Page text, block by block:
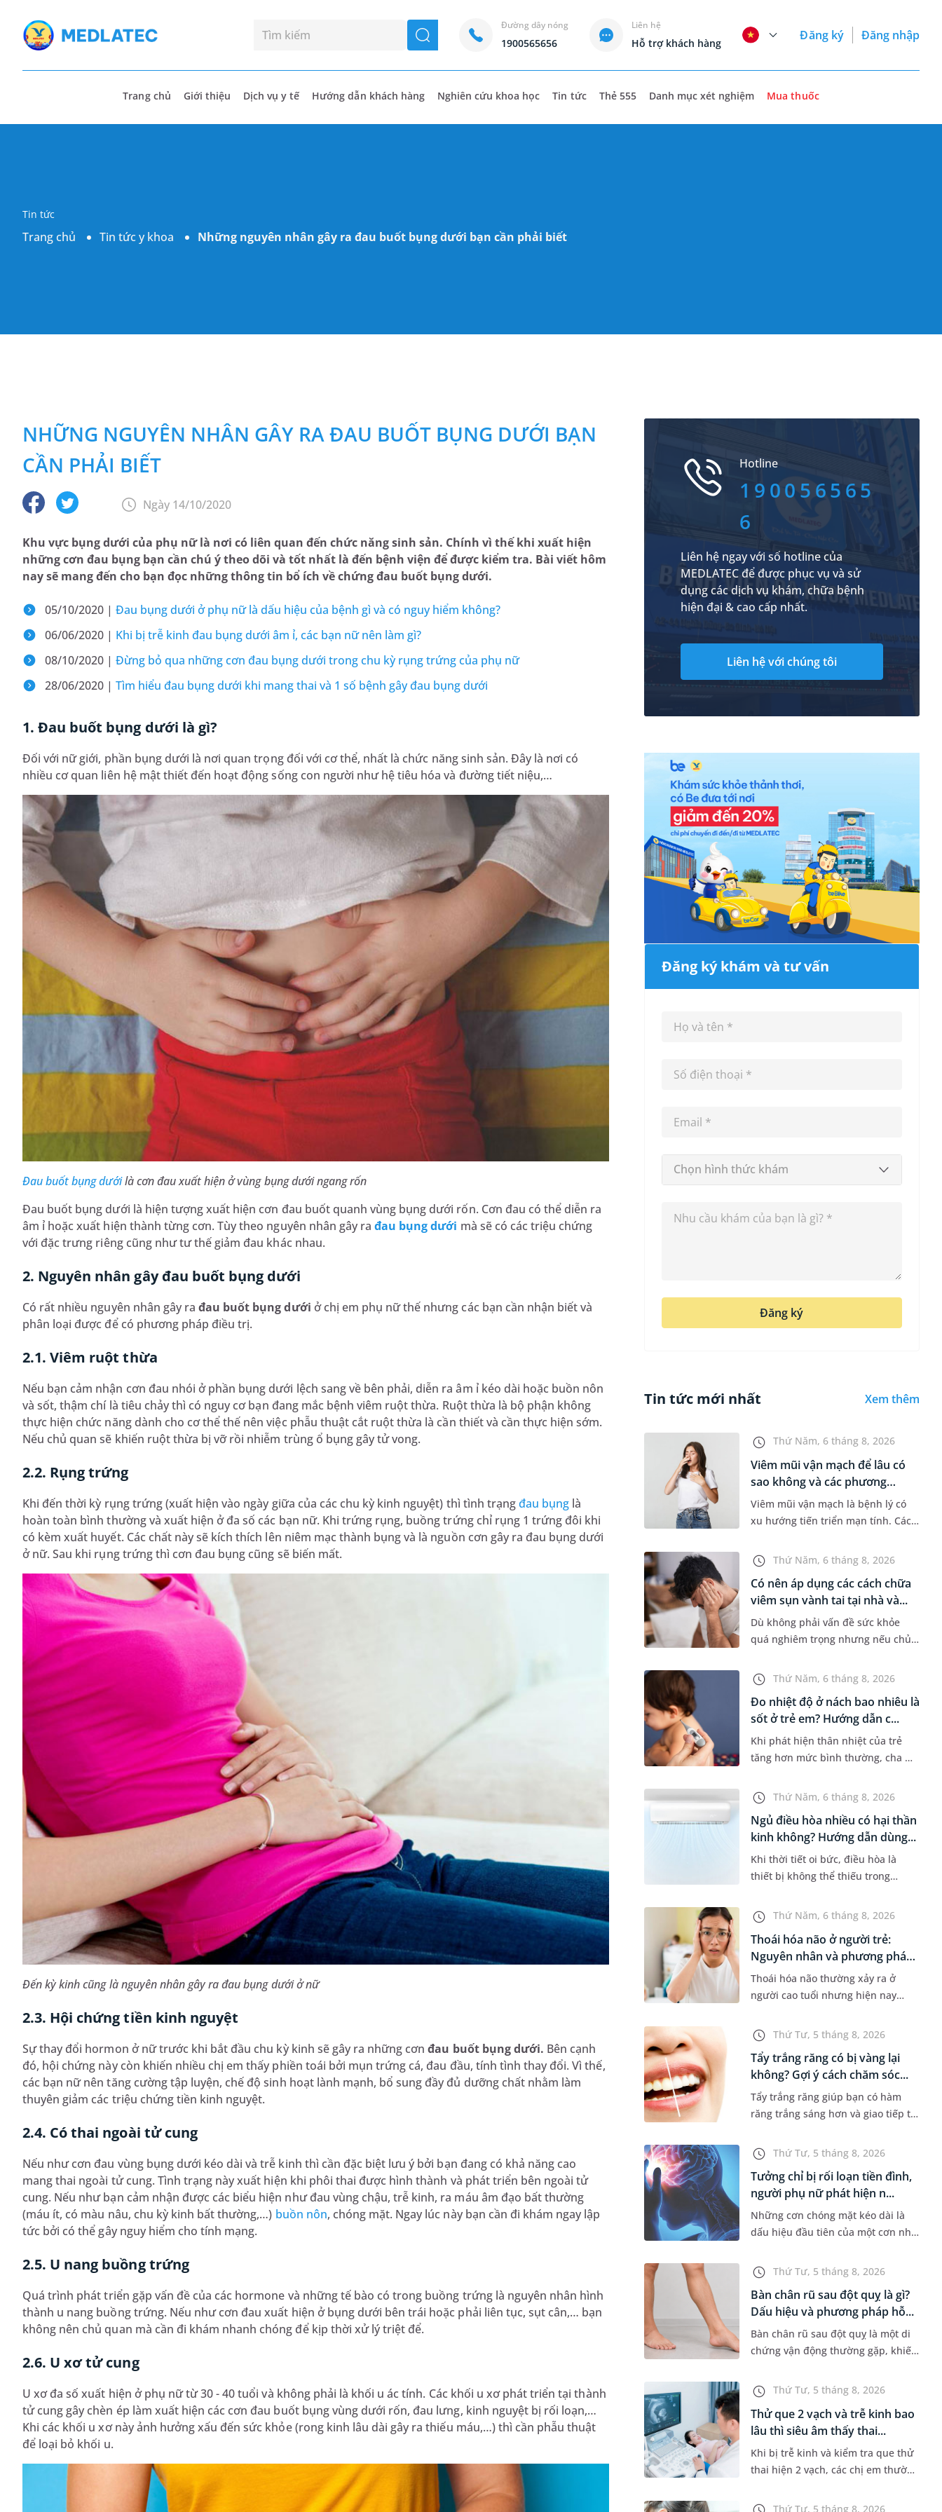
seach
Đường dây nóng
1900565656
Liên hệ
Hỗ trợ khách hàng
Đăng ký Đăng nhập
Trang chủ Giới thiệu Dịch vụ y tế Hướng dẫn khách hàng Nghiên cứu khoa học Tin tức Thẻ 555 Danh mục xét nghiệm Mua thuốc
Tin tức
Trang chủ Tin tức y khoa Những nguyên nhân gây ra đau buốt bụng dưới bạn cần phải biết
NHỮNG NGUYÊN NHÂN GÂY RA ĐAU BUỐT BỤNG DƯỚI BẠN
CẦN PHẢI BIẾT
Ngày 14/10/2020
Khu vực bụng dưới của phụ nữ là nơi có liên quan đến chức năng sinh sản. Chính vì thế khi xuất hiện
những cơn đau bụng bạn cần chú ý theo dõi và tốt nhất là đến bệnh viện để được kiểm tra. Bài viết hôm
nay sẽ mang đến cho bạn đọc những thông tin bổ ích về chứng đau buốt bụng dưới.
05/10/2020 | Đau bụng dưới ở phụ nữ là dấu hiệu của bệnh gì và có nguy hiểm không?
06/06/2020 | Khi bị trễ kinh đau bụng dưới âm ỉ, các bạn nữ nên làm gì?
08/10/2020 | Đừng bỏ qua những cơn đau bụng dưới trong chu kỳ rụng trứng của phụ nữ
28/06/2020 | Tìm hiểu đau bụng dưới khi mang thai và 1 số bệnh gây đau bụng dưới
1. Đau buốt bụng dưới là gì?
Đối với nữ giới, phần bụng dưới là nơi quan trọng đối với cơ thể, nhất là chức năng sinh sản. Đây là nơi có
nhiều cơ quan liên hệ mật thiết đến hoạt động sống con người như hệ tiêu hóa và đường tiết niệu,…
Đau buốt bụng dướilà cơn đau xuất hiện ở vùng bụng dưới ngang rốn
Đau buốt bụng dưới là hiện tượng xuất hiện cơn đau buốt quanh vùng bụng dưới rốn. Cơn đau có thể diễn ra
âm ỉ hoặc xuất hiện thành từng cơn. Tùy theo nguyên nhân gây ra đau bụng dưới mà sẽ có các triệu chứng
với đặc trưng riêng cũng như tư thế giảm đau khác nhau.
2. Nguyên nhân gây đau buốt bụng dưới
Có rất nhiều nguyên nhân gây rađau buốt bụng dưới ở chị em phụ nữ thế nhưng các bạn cần nhận biết và
phân loại được để có phương pháp điều trị.
2.1. Viêm ruột thừa
Nếu bạn cảm nhận cơn đau nhói ở phần bụng dưới lệch sang về bên phải, diễn ra âm ỉ kéo dài hoặc buồn nôn
và sốt, thậm chí là tiêu chảy thì có nguy cơ bạn đang mắc bệnh viêm ruột thừa. Ruột thừa là bộ phận không
thực hiện chức năng dành cho cơ thể thế nên việc phẫu thuật cắt ruột thừa là cần thiết và cần thực hiện sớm.
Nếu chủ quan sẽ khiến ruột thừa bị vỡ rồi nhiễm trùng ổ bụng gây tử vong.
2.2. Rụng trứng
Khi đến thời kỳ rụng trứng (xuất hiện vào ngày giữa của các chu kỳ kinh nguyệt) thì tình trạngđau bụng là
hoàn toàn bình thường và xuất hiện ở đa số các bạn nữ. Khi trứng rụng, buồng trứng chỉ rụng 1 trứng đôi khi
có kèm xuất huyết. Các chất này sẽ kích thích lên niêm mạc thành bụng và là nguồn cơn gây ra đau bụng dưới
ở nữ. Sau khi rụng trứng thì cơn đau bụng cũng sẽ biến mất.
Đến kỳ kinh cũng là nguyên nhân gây ra đau bụng dưới ở nữ
2.3. Hội chứng tiền kinh nguyệt
Sự thay đổi hormon ở nữ trước khi bắt đầu chu kỳ kinh sẽ gây ra những cơnđau buốt bụng dưới. Bên cạnh
đó, hội chứng này còn khiến nhiều chị em thấy phiền toái bởi mụn trứng cá, đau đầu, tính tình thay đổi. Vì thế,
các bạn nữ nên tăng cường tập luyện, chế độ sinh hoạt lành mạnh, bổ sung đầy đủ dưỡng chất nhằm làm
thuyên giảm các triệu chứng tiền kinh nguyệt.
2.4. Có thai ngoài tử cung
Nếu như cơn đau vùng bụng dưới kéo dài và trễ kinh thì cần đặc biệt lưu ý bởi bạn đang có khả năng cao
mang thai ngoài tử cung. Tình trạng này xuất hiện khi phôi thai được hình thành và phát triển bên ngoài tử
cung. Nếu như bạn cảm nhận được các biểu hiện như đau vùng chậu, trễ kinh, ra máu âm đạo bất thường
(máu ít, có màu nâu, chu kỳ kinh bất thường,…) buồn nôn, chóng mặt. Ngay lúc này bạn cần đi khám ngay lập
tức bởi có thể gây nguy hiểm cho tính mạng.
2.5. U nang buồng trứng
Quá trình phát triển gặp vấn đề của các hormone và những tế bào có trong buồng trứng là nguyên nhân hình
thành u nang buồng trứng. Nếu như cơn đau xuất hiện ở bụng dưới bên trái hoặc phải liên tục, sụt cân,… bạn
không nên chủ quan mà cần đi khám nhanh chóng để kịp thời xử lý triệt để.
2.6. U xơ tử cung
U xơ đa số xuất hiện ở phụ nữ từ 30 - 40 tuổi và không phải là khối u ác tính. Các khối u xơ phát triển tại thành
tử cung gây chèn ép làm xuất hiện các cơn đau buốt bụng vùng dưới rốn, đau lưng, kinh nguyệt bị rối loạn,…
Khi các khối u xơ này ảnh hưởng xấu đến sức khỏe (rong kinh lâu dài gây ra thiếu máu,…) thì cần phẫu thuật
để loại bỏ khối u.
Hotline
190056565
6
Liên hệ ngay với số hotline của
MEDLATEC để được phục vụ và sử
dụng các dịch vụ khám, chữa bệnh
hiện đại & cao cấp nhất.
Liên hệ với chúng tôi
Đăng ký khám và tư vấn
Chọn hình thức khám
Đăng ký
Tin tức mới nhất Xem thêm
Thứ Năm, 6 tháng 8, 2026
Viêm mũi vận mạch để lâu có
sao không và các phương
pháp...
Viêm mũi vận mạch là bệnh lý có
xu hướng tiến triển mạn tính. Các
nước mũi thường xuyên khiến
người bệnh khó chịu. Tuy nhiên,...
Thứ Năm, 6 tháng 8, 2026
Có nên áp dụng các cách chữa
viêm sụn vành tai tại nhà và...
Dù không phải vấn đề sức khỏe
quá nghiêm trọng nhưng nếu chủ
bệnh có thể phải đối mặt với một
số biến chứng. Nếu chưa xuất hiệ...
Thứ Năm, 6 tháng 8, 2026
Đo nhiệt độ ở nách bao nhiêu là
sốt ở trẻ em? Hướng dẫn c...
Khi phát hiện thân nhiệt của trẻ
tăng hơn mức bình thường, cha mẹ
Tuy nhiên, không phải ai cũng biết
đo nhiệt độ ở nách bao...
Thứ Năm, 6 tháng 8, 2026
Ngủ điều hòa nhiều có hại thần
kinh không? Hướng dẫn dùng...
Khi thời tiết oi bức, điều hòa là
thiết bị không thể thiếu trong
người lo ngại rằng việc ngủ trong
phòng điều hòa mỗi đêm có...
Thứ Năm, 6 tháng 8, 2026
Thoái hóa não ở người trẻ:
Nguyên nhân và phương pháp
điề...
Thoái hóa não thường xảy ra ở
người cao tuổi nhưng hiện nay
tố như căng thẳng kéo dài, lối sống
thiếu lành mạnh, bệnh lý th...
Thứ Tư, 5 tháng 8, 2026
Tẩy trắng răng có bị vàng lại
không? Gợi ý cách chăm sóc...
Tẩy trắng răng giúp bạn có hàm
răng trắng sáng hơn và giao tiếp tự
băn khoăn về tình trạng răng bị
vàng ố, xỉn màu sau kh...
Thứ Tư, 5 tháng 8, 2026
Tưởng chỉ bị rối loạn tiền đình,
người phụ nữ phát hiện n...
Những cơn chóng mặt kéo dài là
dấu hiệu đầu tiên của một cơn nhồi
hề hay biết. Tại BVĐK MEDLATEC,
chiến lược chẩn đoán chính...
Thứ Tư, 5 tháng 8, 2026
Bàn chân rũ sau đột quỵ là gì?
Dấu hiệu và phương pháp hỗ...
Bàn chân rũ sau đột quỵ là một di
chứng vận động thường gặp, khiến
đi lại, làm tăng nguy cơ vấp ngã và
ảnh hưởng đến khả năn...
Thứ Tư, 5 tháng 8, 2026
Thử que 2 vạch và trễ kinh bao
lâu thì siêu âm thấy thai...
Khi bị trễ kinh và kiểm tra que thử
thai hiện 2 vạch, các chị em thường
để được nhìn thấy thai nhi. Nhưng
Thứ Tư, 5 tháng 8, 2026